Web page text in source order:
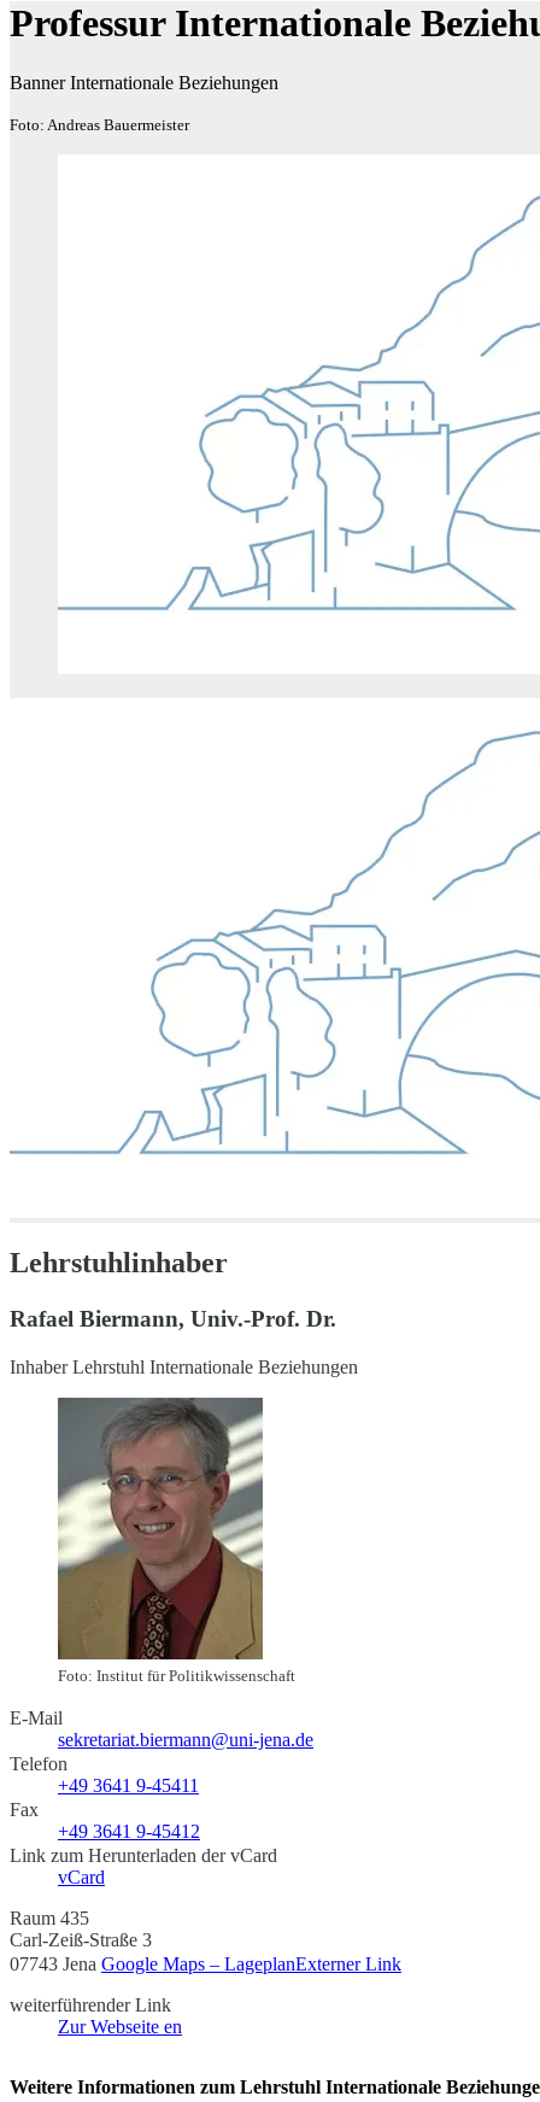
Professur Internationale
Banner Internationale Beziehungen
Foto: Andreas Bauermeister
Lehrstuhlinhaber
Rafael Biermann, Univ.-Prof. Dr.
Inhaber Lehrstuhl Internationale Beziehungen
Foto: Institut für Politikwissenschaft
E-Mail
sekretariat.biermann@uni-jena.de
Telefon
+49 3641 9-45411
Fax
+49 3641 9-45412
Link zum Herunterladen der vCard
vCard
Raum 435
Carl-Zeiß-Straße 3
07743 Jena Google Maps – LageplanExterner Link
weiterführender Link
Zur Webseite en
Weitere Informationen zum Lehrstuhl Internationale